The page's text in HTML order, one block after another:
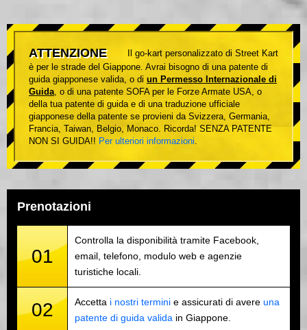
ATTENZIONE
Il go-kart personalizzato di Street Kart
è per le strade del Giappone. Avrai bisogno di una patente di
guida giapponese valida, o di un Permesso Internazionale di
Guida, o di una patente SOFA per le Forze Armate USA, o
della tua patente di guida e di una traduzione ufficiale
giapponese della patente se provieni da Svizzera, Germania,
Francia, Taiwan, Belgio, Monaco. Ricorda! SENZA PATENTE
NON SI GUIDA!! Per ulteriori informazioni.
Prenotazioni
01
Controlla la disponibilità tramite Facebook,
email, telefono, modulo web e agenzie
turistiche locali.
02 Accetta i nostri termini e assicurati di avere una
patente di guida valida in Giappone.